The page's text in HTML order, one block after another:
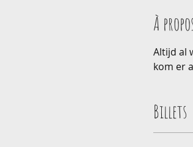
À
Altijd al
kom er
Billets